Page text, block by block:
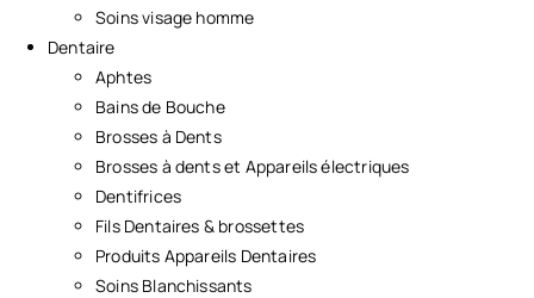
Soins visage homme
Dentaire
Aphtes
Bains de Bouche
Brosses à Dents
Brosses à dents et Appareils électriques
Dentifrices
Fils Dentaires & brossettes
Produits Appareils Dentaires
Soins Blanchissants